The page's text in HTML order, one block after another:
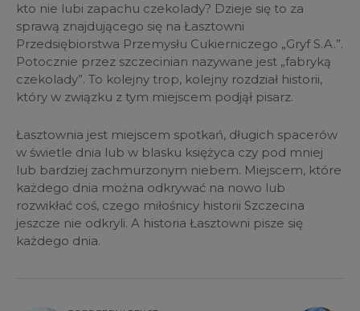
kto nie lubi zapachu czekolady? Dzieje się to za
sprawą znajdującego się na Łasztowni
Przedsiębiorstwa Przemysłu Cukierniczego „Gryf S.A.”.
Potocznie przez szczecinian nazywane jest „fabryką
czekolady”. To kolejny trop, kolejny rozdział historii,
który w związku z tym miejscem podjął pisarz.
Łasztownia jest miejscem spotkań, długich spacerów
w świetle dnia lub w blasku księżyca czy pod mniej
lub bardziej zachmurzonym niebem. Miejscem, które
każdego dnia można odkrywać na nowo lub
rozwikłać coś, czego miłośnicy historii Szczecina
jeszcze nie odkryli. A historia Łasztowni pisze się
każdego dnia.